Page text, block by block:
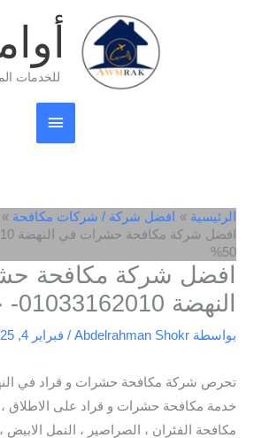
للخدمات
القائمة
الرئيسية
افضل شركة / شركات مكافحة
50%
افضل شركة مكافحة
النهضة 01033162010- خصم 50%
بواسطة Abdelrahman Shokr
/ فبراير 4, 2025
تحرص شركة مكافحة حشرات و قراد في
خدمة مكافحة حشرات و قراد على الاطلاق
مكافحة الفئران ، الصراصير ، النمل الابيض